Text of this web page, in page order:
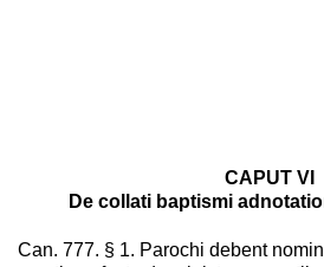
CAPUT VI
De collati baptismi
Can. 777. § 1. Parochi debent